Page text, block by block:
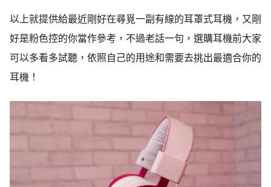
以上就提供給最近剛好在尋覓一副有線的耳罩式耳機，又剛
好是粉色控的你當作參考，不過老話一句，選購耳機前大家
可以多看多試聽，依照自己的用途和需要去挑出最適合你的
耳機！